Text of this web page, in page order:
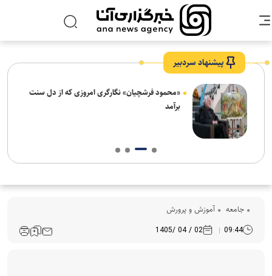
پیشنهاد سردبیر
«محمود فرشچیان» نگارگری امروزی که از دل سنت
برآمد
جامعه آموزش و پرورش
09:44
02 / 04 /1405